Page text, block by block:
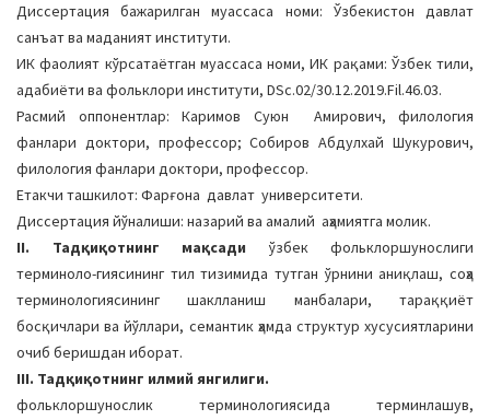
Диссертация бажарилган муассаса номи: Ўзбекистон давлат
санъат ва маданият институти.
ИК фаолият кўрсатаётган муассаса номи, ИК рақами: Ўзбек тили,
адабиёти ва фольклори институти, DSc.02/30.12.2019.Fil.46.03.
Расмий оппонентлар: Каримов Суюн Амирович, филология
фанлари доктори, профессор; Собиров Абдулхай Шукурович,
филология фанлари доктори, профессор.
Етакчи ташкилот: Фарғона давлат университети.
Диссертация йўналиши: назарий ва амалий аҳамиятга молик.
II. Тадқиқотнинг мақсади ўзбек фольклоршунослиги
терминоло-гиясининг тил тизимида тутган ўрнини аниқлаш, соҳа
терминологиясининг шаклланиш манбалари, тараққиёт
босқичлари ва йўллари, семантик ҳамда структур хусусиятларини
очиб беришдан иборат.
III. Тадқиқотнинг илмий янгилиги.
фольклоршунослик терминологиясида терминлашув,